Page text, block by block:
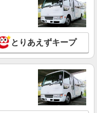
含む)＞
渋沢駅すぐ】
詳細を見る
STAFF＊負担少なめで
とりあえずキープ